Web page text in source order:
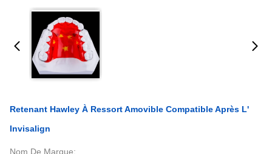
Retenant Hawley À Ressort Amovible Compatible Après L'
Invisalign
Nom De Marque: